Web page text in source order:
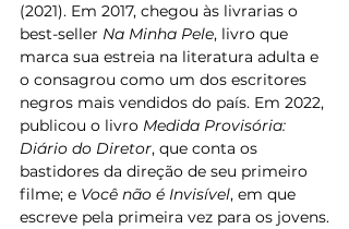
(2021). Em 2017, chegou às livrarias o
best-seller Na Minha Pele, livro que
marca sua estreia na literatura adulta e
o consagrou como um dos escritores
negros mais vendidos do país. Em 2022,
publicou o livro Medida Provisória:
Diário do Diretor, que conta os
bastidores da direção de seu primeiro
filme; e Você não é Invisível, em que
escreve pela primeira vez para os jovens.